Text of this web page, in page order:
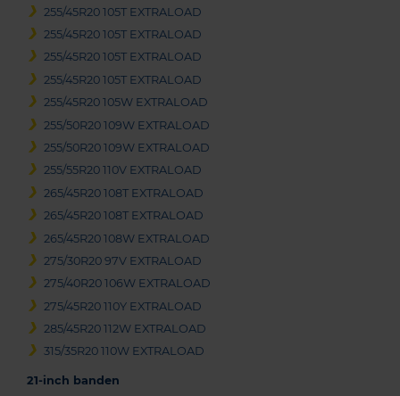
255/45R20 105T EXTRALOAD
255/45R20 105T EXTRALOAD
255/45R20 105T EXTRALOAD
255/45R20 105T EXTRALOAD
255/45R20 105W EXTRALOAD
255/50R20 109W EXTRALOAD
255/50R20 109W EXTRALOAD
255/55R20 110V EXTRALOAD
265/45R20 108T EXTRALOAD
265/45R20 108T EXTRALOAD
265/45R20 108W EXTRALOAD
275/30R20 97V EXTRALOAD
275/40R20 106W EXTRALOAD
275/45R20 110Y EXTRALOAD
285/45R20 112W EXTRALOAD
315/35R20 110W EXTRALOAD
21-inch banden